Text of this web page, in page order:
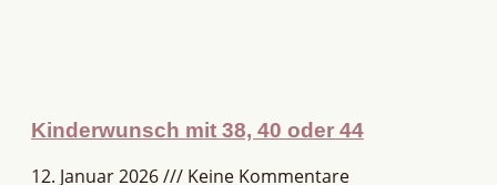
Kinderwunsch mit 38, 40 oder 44
12. Januar 2026
Keine Kommentare